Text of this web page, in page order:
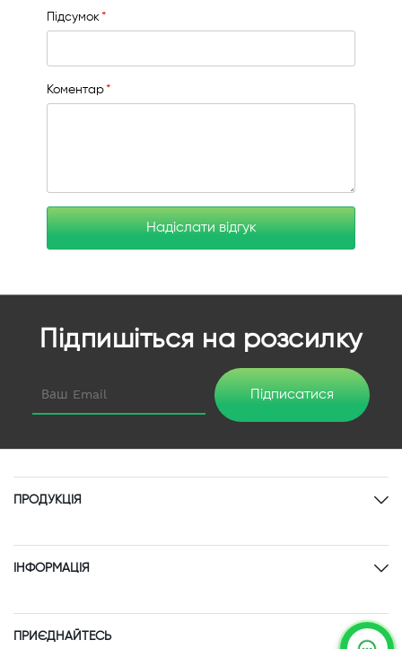
Підсумок
Коментар
Надіслати відгук
Підпишіться на розсилку
Підписатися
ПРОДУКЦІЯ
ІНФОРМАЦІЯ
ПРИЄДНАЙТЕСЬ